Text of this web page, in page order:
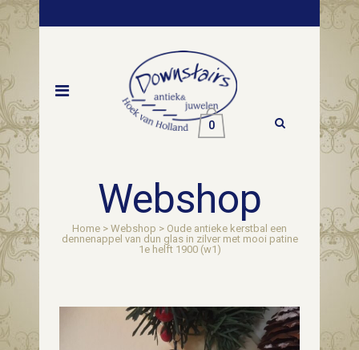
0
Webshop
Home > Webshop > Oude antieke kerstbal een
dennenappel van dun glas in zilver met mooi patine
1e helft 1900 (w1)